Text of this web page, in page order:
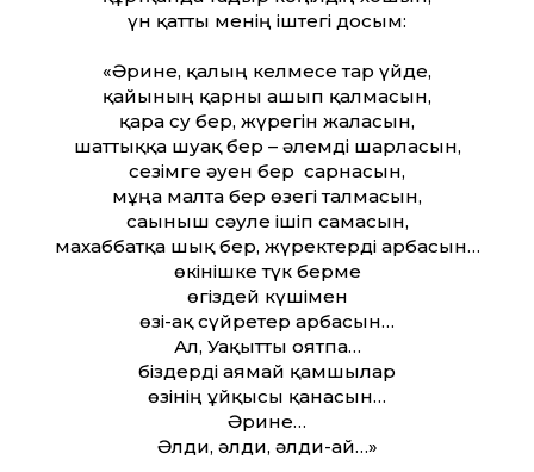
үн қатты менің іштегі досым:
«Әрине, қалғың келмесе тар үйде,
қайғының қарны ашып қалмасын,
қара су бер, жүрегін жалғасын,
шаттыққа шуақ бер – әлемді шарласын,
сезімге әуен бер сарнасын,
мұңға малта бер өзегі талмасын,
сағыныш сәуле ішіп самғасын,
махаббатқа шық бер, жүректерді арбасын…
өкінішке түк берме
өгіздей күшімен
өзі-ақ сүйретер арбасын…
Ал, Уақытты оятпа…
біздерді аямай қамшылар
өзінің ұйқысы қанғасын…
Әрине…
Әлди, әлди, әлди-ай…»